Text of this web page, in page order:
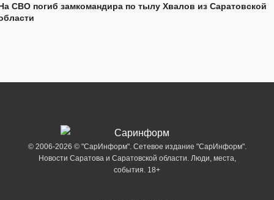
СВО погиб замкомандира по тылу Хвалов из Саратовской
© 2006-2026 © "СарИнформ". Сетевое издание "СарИнформ".
Новости Саратова и Саратовской области. Люди, места,
события. 18+